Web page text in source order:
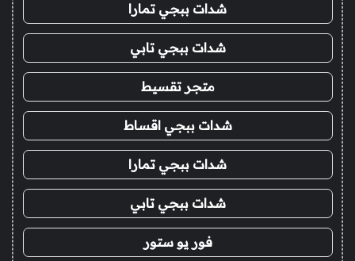
شدات ببجي تمارا
شدات ببجي تابي
متجر تقسيط
شدات ببجي اقساط
شدات ببجي تمارا
شدات ببجي تابي
فور يو ستور